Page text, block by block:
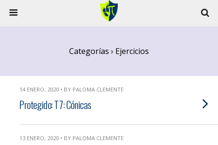
Categorías › Ejercicios
14 ENERO, 2020 • BY PALOMA CLEMENTE
Protegido: T7: Cónicas
13 ENERO, 2020 • BY PALOMA CLEMENTE